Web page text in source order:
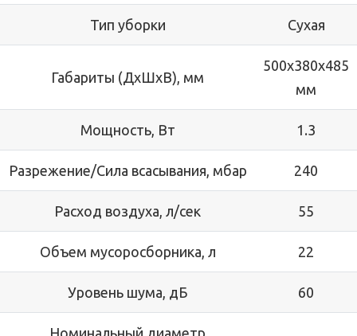
Тип уборки Сухая
Габариты (ДхШхВ), мм
500x380x485
мм
Мощность, Вт 1.3
Разрежение/Сила всасывания, мбар 240
Расход воздуха, л/сек 55
Объем мусоросборника, л 22
Уровень шума, дБ 60
Номинальный диаметр